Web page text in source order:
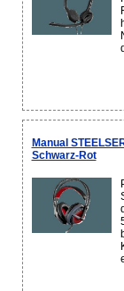
Manual
Schwarz-Rot